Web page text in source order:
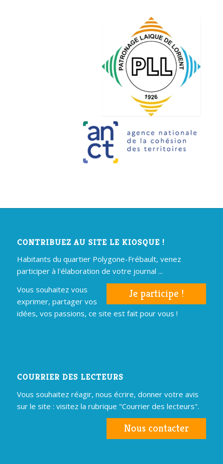
CONTRIBUEZ AU SITE LE KIOSQUE !
Habitants du quartier Polygone-Frébault, venez
participer à l'élaboration de votre journal ...
Je participe !
Vous souhaitez vous
exprimer, partager vos
idées, vos passions, ce site est fait pour vous !
COURRIER DES LECTEURS
Vous souhaitez réagir, nous écrire, donner votre avis
sur le site : visitez la rubrique "Courrier des lecteurs".
Nous contacter